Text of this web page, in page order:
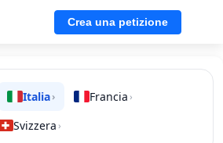
Crea una petizione
Italia› Francia ›
Svizzera ›